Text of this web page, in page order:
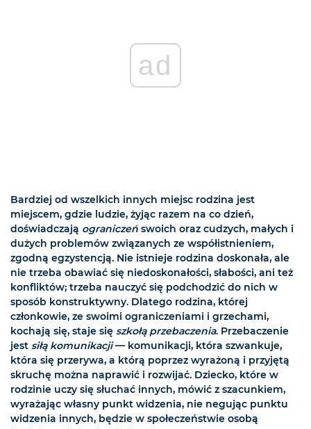
ad
Bardziej od wszelkich innych miejsc rodzina jest
miejscem, gdzie ludzie, żyjąc razem na co dzień,
doświadczają ograniczeń swoich oraz cudzych, małych i
dużych problemów związanych ze współistnieniem,
zgodną egzystencją. Nie istnieje rodzina doskonała, ale
nie trzeba obawiać się niedoskonałości, słabości, ani też
konfliktów; trzeba nauczyć się podchodzić do nich w
sposób konstruktywny. Dlatego rodzina, której
członkowie, ze swoimi ograniczeniami i grzechami,
kochają się, staje się szkołą przebaczenia. Przebaczenie
jest siłą komunikacji— komunikacji, która szwankuje,
która się przerywa, a którą poprzez wyrażoną i przyjętą
skruchę można naprawić i rozwijać. Dziecko, które w
rodzinie uczy się słuchać innych, mówić z szacunkiem,
wyrażając własny punkt widzenia, nie negując punktu
widzenia innych, będzie w społeczeństwie osobą